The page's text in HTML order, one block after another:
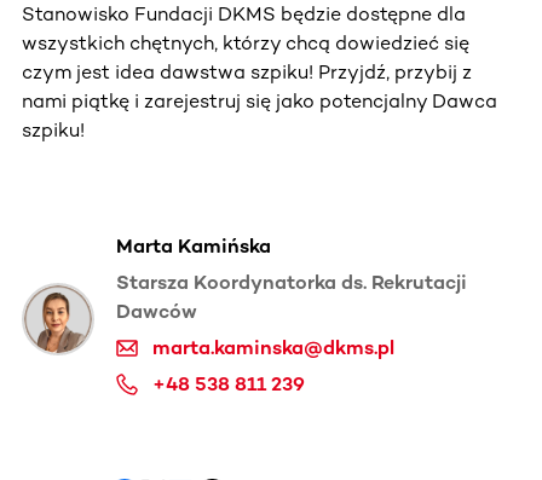
Stanowisko Fundacji DKMS będzie dostępne dla
wszystkich chętnych, którzy chcą dowiedzieć się
czym jest idea dawstwa szpiku! Przyjdź, przybij z
nami piątkę i zarejestruj się jako potencjalny Dawca
szpiku!
Marta Kamińska
Starsza Koordynatorka ds. Rekrutacji
Dawców
marta.kaminska@dkms.pl
+48 538 811 239